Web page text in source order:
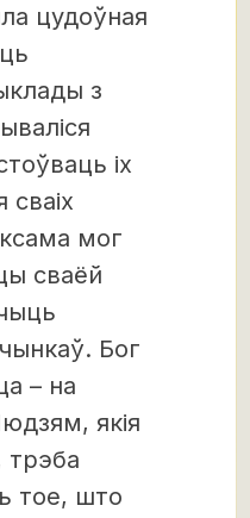
цудоўная
з
іх
сваіх
мог
сваёй
Бог
– на
якія
трэба
тое, што